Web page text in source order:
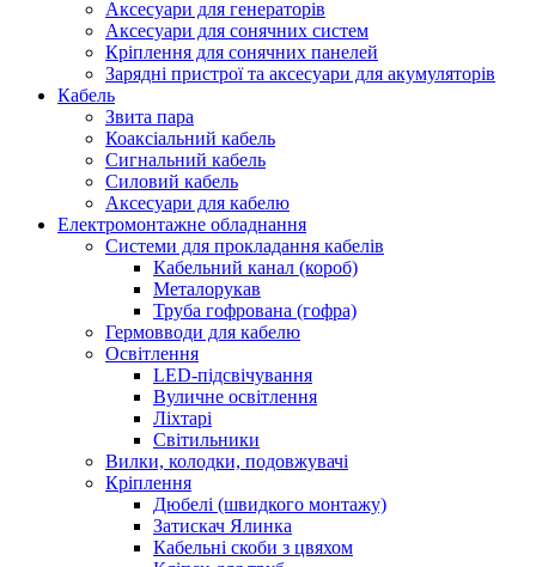
Аксесуари для генераторів
Аксесуари для сонячних систем
Кріплення для сонячних панелей
Зарядні пристрої та аксесуари для акумуляторів
Кабель
Звита пара
Коаксіальний кабель
Сигнальний кабель
Силовий кабель
Аксесуари для кабелю
Електромонтажне обладнання
Системи для прокладання кабелів
Кабельний канал (короб)
Металорукав
Труба гофрована (гофра)
Гермовводи для кабелю
Освітлення
LED-підсвічування
Вуличне освітлення
Ліхтарі
Світильники
Вилки, колодки, подовжувачі
Кріплення
Дюбелі (швидкого монтажу)
Затискач Ялинка
Кабельні скоби з цвяхом